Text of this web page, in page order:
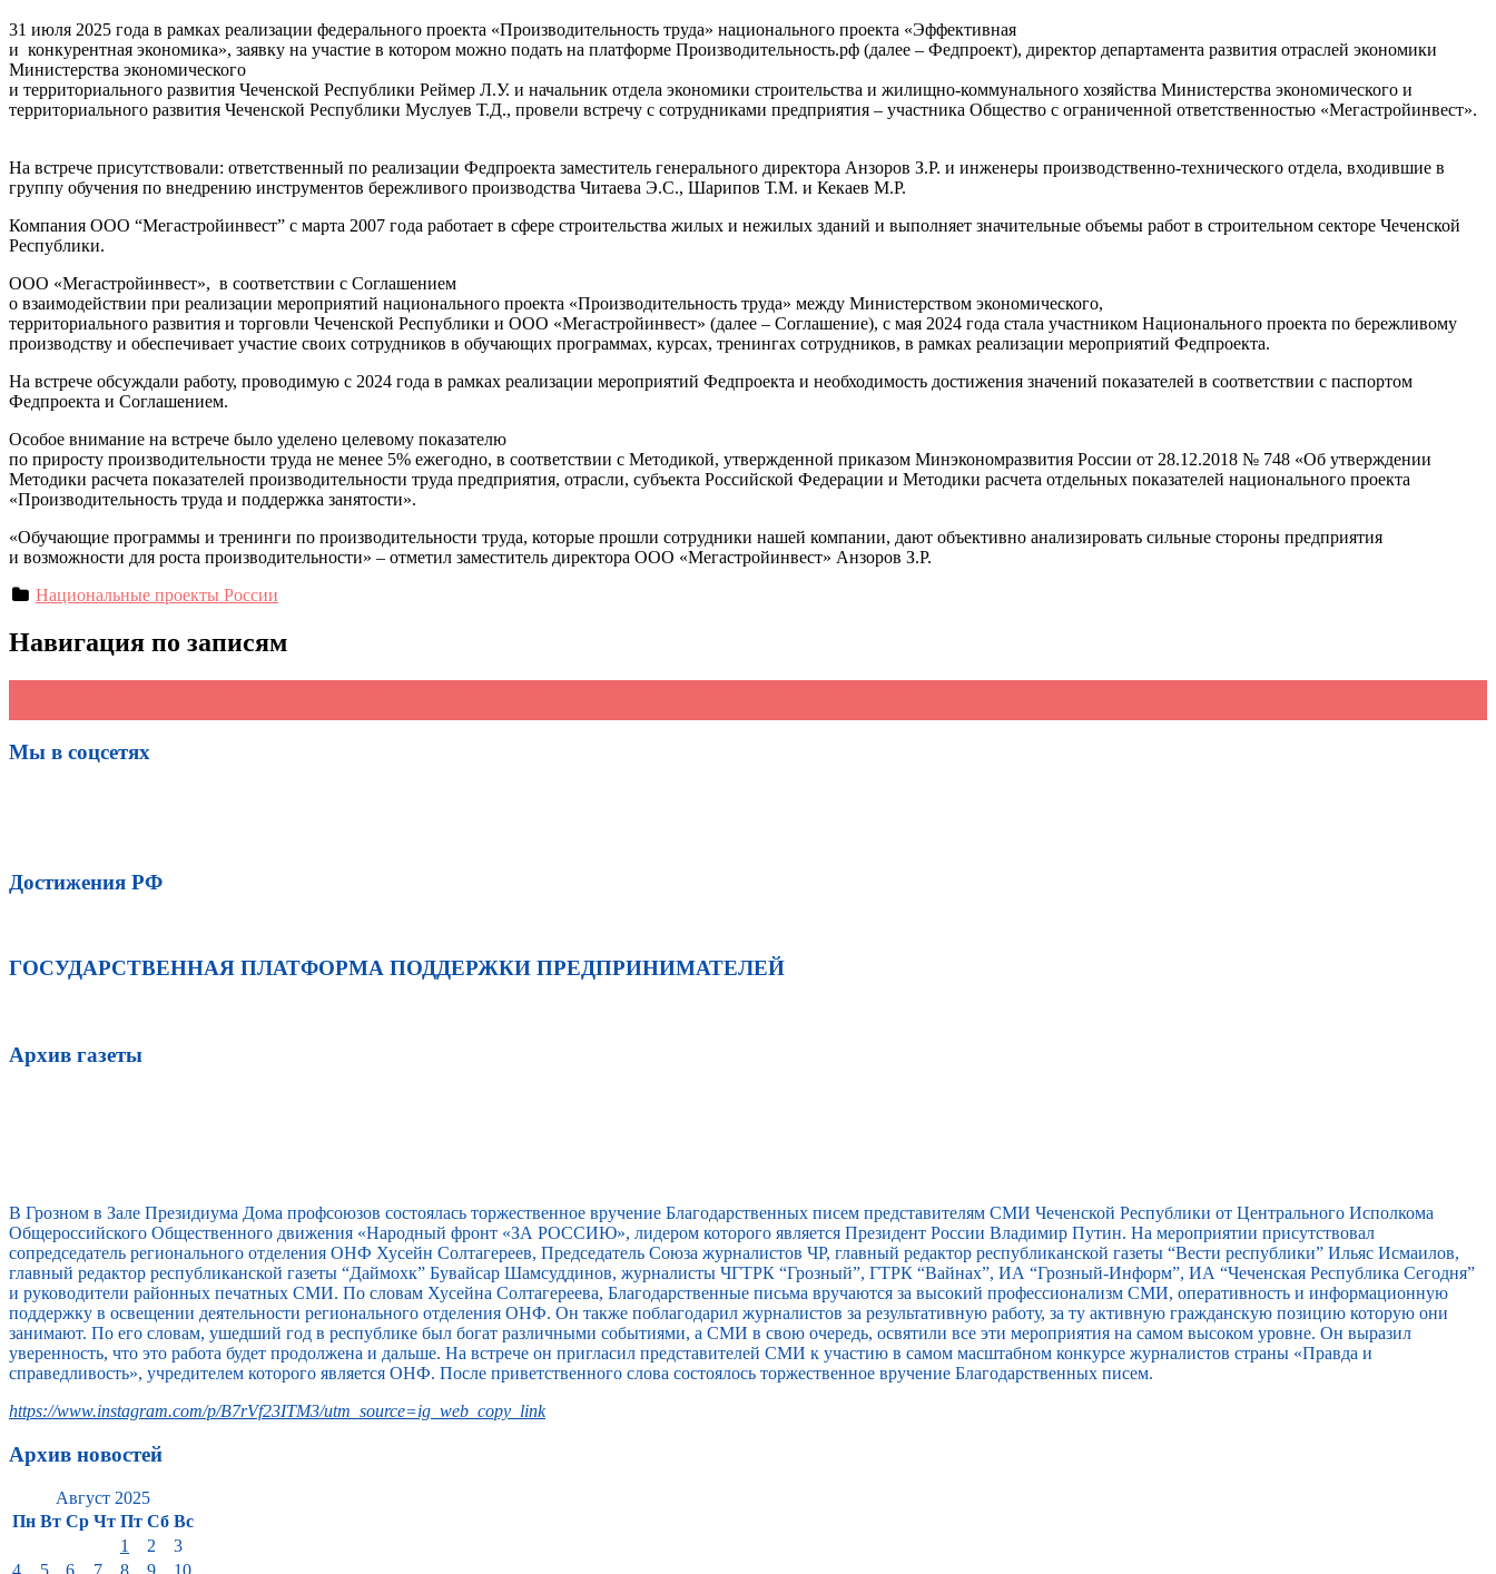
31 июля 2025 года в рамках реализации федерального проекта «Производительность труда» национального проекта «Эффективная
и конкурентная экономика», заявку на участие в котором можно подать на платформе Производительность.рф (далее – Федпроект), директор департамента развития отраслей экономики
Министерства экономического
и территориального развития Чеченской Республики Реймер Л.У. и начальник отдела экономики строительства и жилищно-коммунального хозяйства Министерства экономического и
территориального развития Чеченской Республики Муслуев Т.Д., провели встречу с сотрудниками предприятия – участника Общество с ограниченной ответственностью «Мегастройинвест».
На встрече присутствовали: ответственный по реализации Федпроекта заместитель генерального директора Анзоров З.Р. и инженеры производственно-технического отдела, входившие в
группу обучения по внедрению инструментов бережливого производства Читаева Э.С., Шарипов Т.М. и Кекаев М.Р.
Компания ООО “Мегастройинвест” с марта 2007 года работает в сфере строительства жилых и нежилых зданий и выполняет значительные объемы работ в строительном секторе Чеченской
Республики.
ООО «Мегастройинвест», в соответствии с Соглашением
о взаимодействии при реализации мероприятий национального проекта «Производительность труда» между Министерством экономического,
территориального развития и торговли Чеченской Республики и ООО «Мегастройинвест» (далее – Соглашение), с мая 2024 года стала участником Национального проекта по бережливому
производству и обеспечивает участие своих сотрудников в обучающих программах, курсах, тренингах сотрудников, в рамках реализации мероприятий Федпроекта.
На встрече обсуждали работу, проводимую с 2024 года в рамках реализации мероприятий Федпроекта и необходимость достижения значений показателей в соответствии с паспортом
Федпроекта и Соглашением.
Особое внимание на встрече было уделено целевому показателю
по приросту производительности труда не менее 5% ежегодно, в соответствии с Методикой, утвержденной приказом Минэкономразвития России от 28.12.2018 № 748 «Об утверждении
Методики расчета показателей производительности труда предприятия, отрасли, субъекта Российской Федерации и Методики расчета отдельных показателей национального проекта
«Производительность труда и поддержка занятости».
«Обучающие программы и тренинги по производительности труда, которые прошли сотрудники нашей компании, дают объективно анализировать сильные стороны предприятия
и возможности для роста производительности» – отметил заместитель директора ООО «Мегастройинвест» Анзоров З.Р.
Национальные проекты России
Навигация по записям
Мы в соцсетях
Достижения РФ
ГОСУДАРСТВЕННАЯ ПЛАТФОРМА ПОДДЕРЖКИ ПРЕДПРИНИМАТЕЛЕЙ
Архив газеты
В Грозном в Зале Президиума Дома профсоюзов состоялась торжественное вручение Благодарственных писем представителям СМИ Чеченской Республики от Центрального Исполкома
Общероссийского Общественного движения «Народный фронт «ЗА РОССИЮ», лидером которого является Президент России Владимир Путин. На мероприятии присутствовал
сопредседатель регионального отделения ОНФ Хусейн Солтагереев, Председатель Союза журналистов ЧР, главный редактор республиканской газеты “Вести республики” Ильяс Исмаилов,
главный редактор республиканской газеты “Даймохк” Бувайсар Шамсуддинов, журналисты ЧГТРК “Грозный”, ГТРК “Вайнах”, ИА “Грозный-Информ”, ИА “Чеченская Республика Сегодня”
и руководители районных печатных СМИ. По словам Хусейна Солтагереева, Благодарственные письма вручаются за высокий профессионализм СМИ, оперативность и информационную
поддержку в освещении деятельности регионального отделения ОНФ. Он также поблагодарил журналистов за результативную работу, за ту активную гражданскую позицию которую они
занимают. По его словам, ушедший год в республике был богат различными событиями, а СМИ в свою очередь, освятили все эти мероприятия на самом высоком уровне. Он выразил
уверенность, что это работа будет продолжена и дальше. На встрече он пригласил представителей СМИ к участию в самом масштабном конкурсе журналистов страны «Правда и
справедливость», учредителем которого является ОНФ. После приветственного слова состоялось торжественное вручение Благодарственных писем.
https://www.instagram.com/p/B7rVf23ITM3/utm_source=ig_web_copy_link
Архив новостей
Август 2025
Пн Вт Ср Чт Пт Сб Вс
1 2
3
4
5 6 7 8 9
10